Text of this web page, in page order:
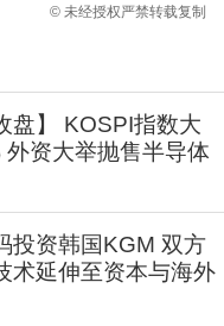
© 未经授权严禁转载复制
盘】 KOSPI指数大
外资大举抛售半导体
投资韩国KGM 双方
术延伸至资本与海外